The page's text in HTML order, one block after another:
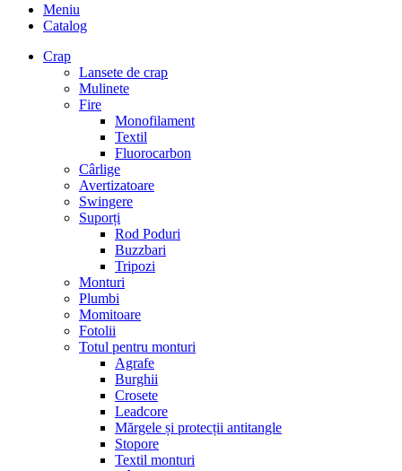
Meniu
Catalog
Crap
Lansete de crap
Mulinete
Fire
Monofilament
Textil
Fluorocarbon
Cârlige
Avertizatoare
Swingere
Suporți
Rod Poduri
Buzzbari
Tripozi
Monturi
Plumbi
Momitoare
Fotolii
Totul pentru monturi
Agrafe
Burghii
Crosete
Leadcore
Mărgele și protecții antitangle
Stopore
Textil monturi